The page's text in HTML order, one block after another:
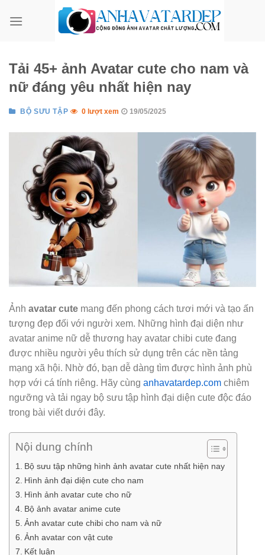
qua
Tải 45+ ảnh Avatar cute cho nam và
nữ đáng yêu nhất hiện nay
BỘ SƯU TẬP 0 lượt xem 19/05/2025
Ảnh avatar cute mang đến phong cách tươi mới và tạo ấn
tượng đẹp đối với người xem. Những hình đại diện như
avatar anime nữ dễ thương hay avatar chibi cute đang
được nhiều người yêu thích sử dụng trên các nền tảng
mạng xã hội. Nhờ đó, bạn dễ dàng tìm được hình ảnh phù
hợp với cá tính riêng. Hãy cùng anhavatardep.com chiêm
ngưỡng và tải ngay bộ sưu tập hình đại diện cute độc đáo
trong bài viết dưới đây.
Nội dung chính
Bộ sưu tập những hình ảnh avatar cute nhất hiện nay
Hình ảnh đại diện cute cho nam
Hình ảnh avatar cute cho nữ
Bộ ảnh avatar anime cute
Ảnh avatar cute chibi cho nam và nữ
Ảnh avatar con vật cute
Kết luận